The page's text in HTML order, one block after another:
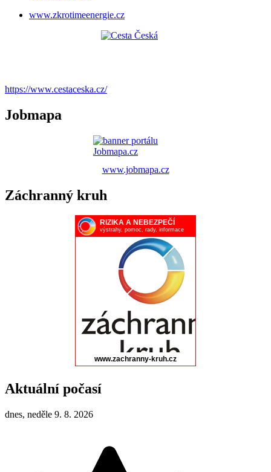
www.zkrotimeenergie.cz
https://www.cestaceska.cz/
Jobmapa
www.jobmapa.cz
Záchranný kruh
Aktuální počasí
dnes, neděle 9. 8. 2026